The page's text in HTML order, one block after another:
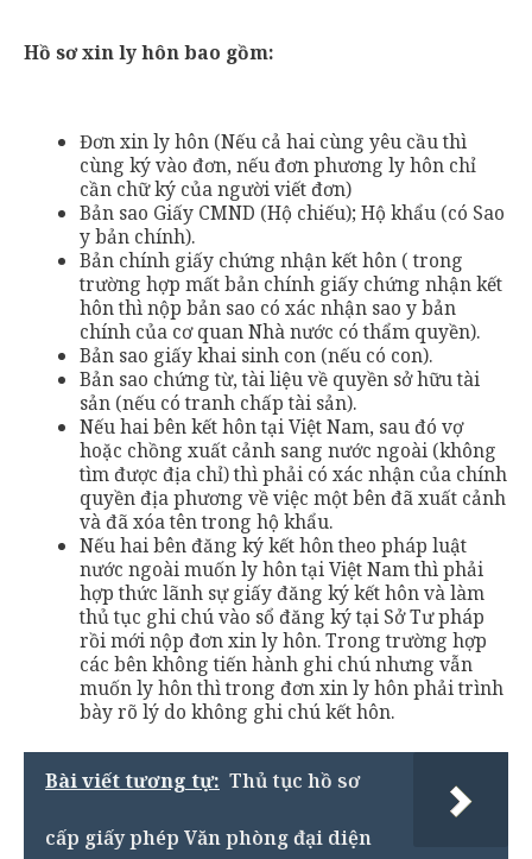
Hồ sơ xin ly hôn bao gồm:
Đơn xin ly hôn (Nếu cả hai cùng yêu cầu thì
cùng ký vào đơn, nếu đơn phương ly hôn chỉ
cần chữ ký của người viết đơn)
Bản sao Giấy CMND (Hộ chiếu); Hộ khẩu (có Sao
y bản chính).
Bản chính giấy chứng nhận kết hôn ( trong
trường hợp mất bản chính giấy chứng nhận kết
hôn thì nộp bản sao có xác nhận sao y bản
chính của cơ quan Nhà nước có thẩm quyền).
Bản sao giấy khai sinh con (nếu có con).
Bản sao chứng từ, tài liệu về quyền sở hữu tài
sản (nếu có tranh chấp tài sản).
Nếu hai bên kết hôn tại Việt Nam, sau đó vợ
hoặc chồng xuất cảnh sang nước ngoài (không
tìm được địa chỉ) thì phải có xác nhận của chính
quyền địa phương về việc một bên đã xuất cảnh
và đã xóa tên trong hộ khẩu.
Nếu hai bên đăng ký kết hôn theo pháp luật
nước ngoài muốn ly hôn tại Việt Nam thì phải
hợp thức lãnh sự giấy đăng ký kết hôn và làm
thủ tục ghi chú vào sổ đăng ký tại Sở Tư pháp
rồi mới nộp đơn xin ly hôn. Trong trường hợp
các bên không tiến hành ghi chú nhưng vẫn
muốn ly hôn thì trong đơn xin ly hôn phải trình
bày rõ lý do không ghi chú kết hôn.
Bài viết tương tự: Thủ tục hồ sơ
cấp giấy phép Văn phòng đại diện